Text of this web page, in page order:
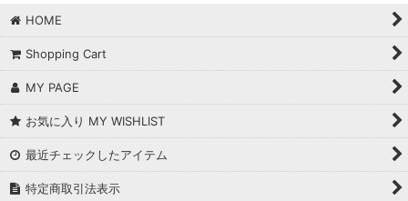
HOME
Shopping Cart
MY PAGE
お気に入り MY WISHLIST
最近チェックしたアイテム
特定商取引法表示